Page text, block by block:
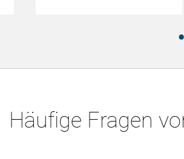
Häufige Fragen